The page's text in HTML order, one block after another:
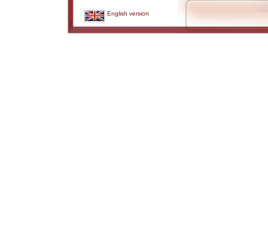
English version